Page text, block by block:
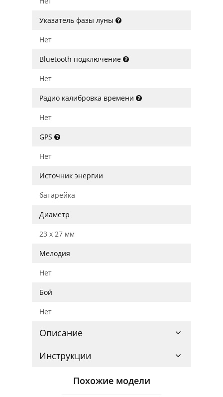
Указатель фазы луны
Нет
Bluetooth подключение
Нет
Радио калибровка времени
Нет
GPS
Нет
Источник энергии
батарейка
Диаметр
23 x 27 мм
Мелодия
Нет
Бой
Нет
Описание
Инструкции
Похожие модели